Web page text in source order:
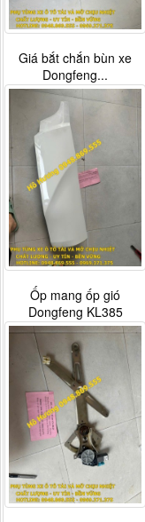
Giá bắt chắn bùn xe
Dongfeng...
Ốp mang ốp gió
Dongfeng KL385